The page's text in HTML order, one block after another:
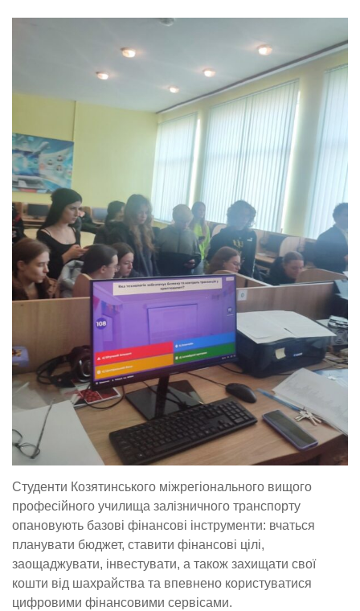
Студенти Козятинського міжрегіонального вищого
професійного училища залізничного транспорту
опановують базові фінансові інструменти: вчаться
планувати бюджет, ставити фінансові цілі,
заощаджувати, інвестувати, а також захищати свої
кошти від шахрайства та впевнено користуватися
цифровими фінансовими сервісами.